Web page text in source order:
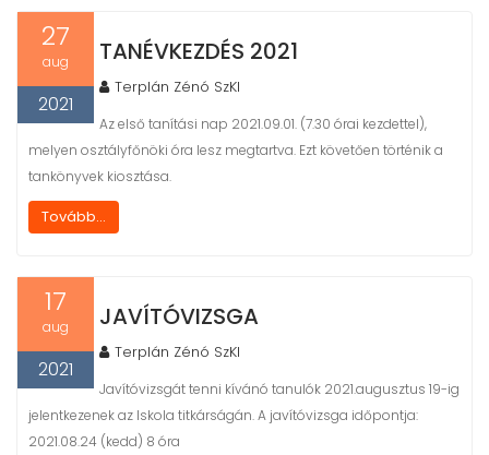
27
aug
2021
TANÉVKEZDÉS 2021
Terplán Zénó SzKI
Az első tanítási nap 2021.09.01. (7.30 órai kezdettel),
melyen osztályfőnöki óra lesz megtartva. Ezt követően történik a
tankönyvek kiosztása.
Tovább...
17
aug
2021
JAVÍTÓVIZSGA
Terplán Zénó SzKI
Javítóvizsgát tenni kívánó tanulók 2021.augusztus 19-ig
jelentkezenek az Iskola titkárságán. A javítóvizsga időpontja:
2021.08.24 (kedd) 8 óra